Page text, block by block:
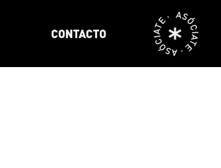
CONTACTO ASÓCIATE · ASÓCIATE ·